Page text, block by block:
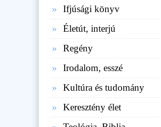
Ifjúsági könyv
Életút, interjú
Regény
Irodalom, esszé
Kultúra és tudomány
Keresztény élet